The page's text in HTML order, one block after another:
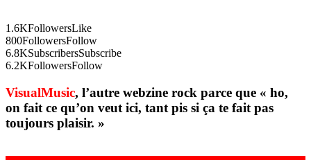
1.6KFollowersLike
800FollowersFollow
6.8KSubscribersSubscribe
6.2KFollowersFollow
VisualMusic, l’autre webzine rock parce que « ho,
on fait ce qu’on veut ici, tant pis si ça te fait pas
toujours plaisir. »